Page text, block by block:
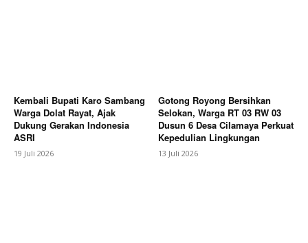
Magazine PRO
Kembali Bupati Karo Sambang
Warga Dolat Rayat, Ajak
Dukung Gerakan Indonesia
ASRI
19 Juli 2026
Gotong Royong Bersihkan
Selokan, Warga RT 03 RW 03
Dusun 6 Desa Cilamaya Perkuat
Kepedulian Lingkungan
13 Juli 2026